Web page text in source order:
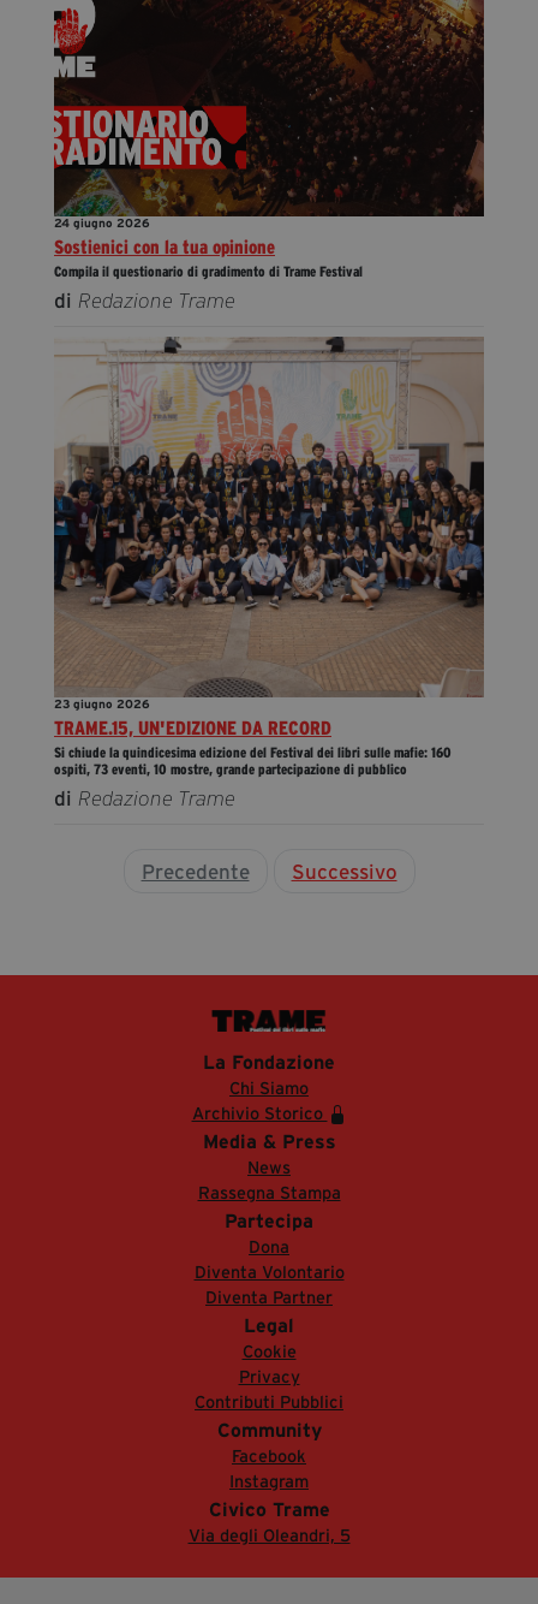
24 giugno 2026
Sostienici con la tua opinione
Compila il questionario di gradimento di Trame Festival
di Redazione Trame
23 giugno 2026
TRAME.15, UN'EDIZIONE DA RECORD
Si chiude la quindicesima edizione del Festival dei libri sulle mafie: 160
ospiti, 73 eventi, 10 mostre, grande partecipazione di pubblico
di Redazione Trame
Precedente Successivo
La Fondazione
Chi Siamo
Archivio Storico
Media & Press
News
Rassegna Stampa
Partecipa
Dona
Diventa Volontario
Diventa Partner
Legal
Cookie
Privacy
Contributi Pubblici
Community
Facebook
Instagram
Civico Trame
Via degli Oleandri, 5